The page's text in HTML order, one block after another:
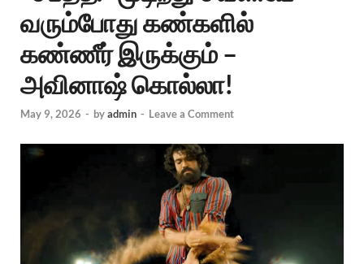
வரும்போது கண்களில்
கண்ணீர் இருக்கும் –
அவினாஷ் கொல்லா!
May 9, 2026 - byadmin - Leave a Comment